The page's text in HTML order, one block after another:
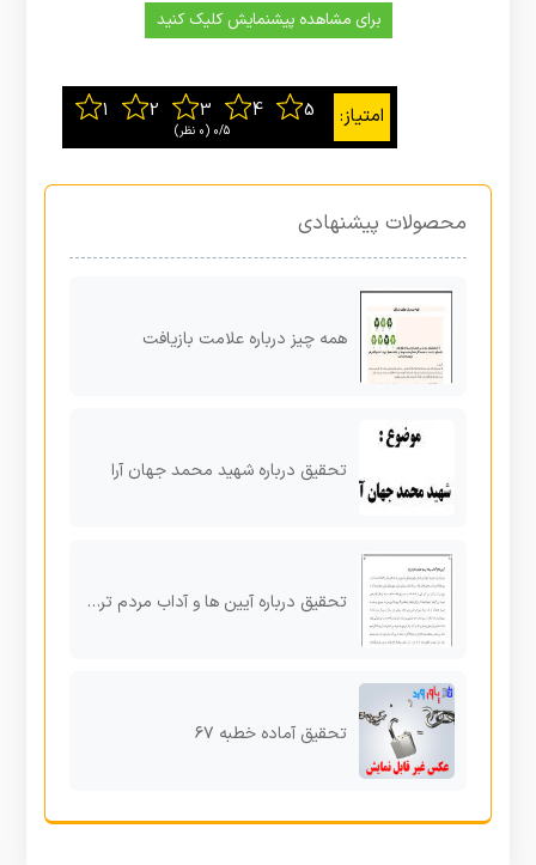
برای مشاهده پیشنمایش کلیک کنید
0/5 ‫(0 نظر)
محصولات پیشنهادی
همه چیز درباره علامت بازیافت
تحقیق درباره شهید محمد جهان آرا
تحقیق درباره آيين ها و آداب مردم تربت حيدريه در نوروز
تحقیق آماده خطبه ۶۷